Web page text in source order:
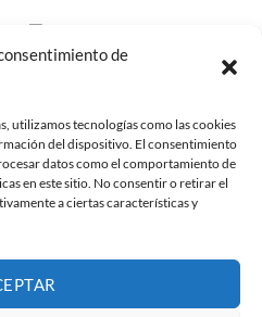
de
utilizamos tecnologías como las cookies
del dispositivo. El consentimiento
datos como el comportamiento de
en este sitio. No consentir o retirar el
a ciertas características y
Añadir
deseos
TAPAS ÁLBUM ARTESANOS
15,00
de